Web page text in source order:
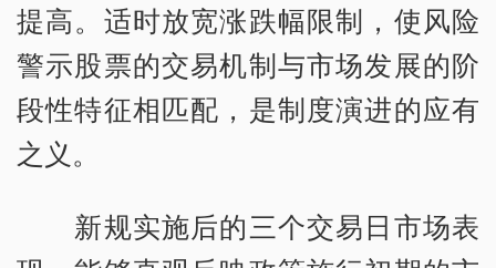
提高。适时放宽涨跌幅限制，使风险
警示股票的交易机制与市场发展的阶
段性特征相匹配，是制度演进的应有
之义。
新规实施后的三个交易日市场表